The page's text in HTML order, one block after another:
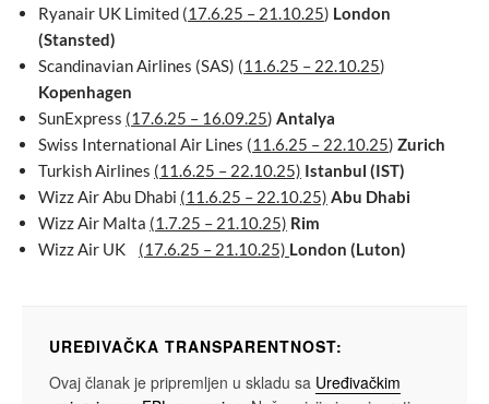
Ryanair UK Limited (17.6.25 – 21.10.25) London
(Stansted)
Scandinavian Airlines (SAS) (11.6.25 – 22.10.25)
Kopenhagen
SunExpress (17.6.25 – 16.09.25) Antalya
Swiss International Air Lines (11.6.25 – 22.10.25) Zurich
Turkish Airlines (11.6.25 – 22.10.25) Istanbul (IST)
Wizz Air Abu Dhabi (11.6.25 – 22.10.25) Abu Dhabi
Wizz Air Malta (1.7.25 – 21.10.25) Rim
Wizz Air UK (17.6.25 – 21.10.25) London (Luton)
UREĐIVAČKA TRANSPARENTNOST:
Ovaj članak je pripremljen u skladu sa Uređivačkim